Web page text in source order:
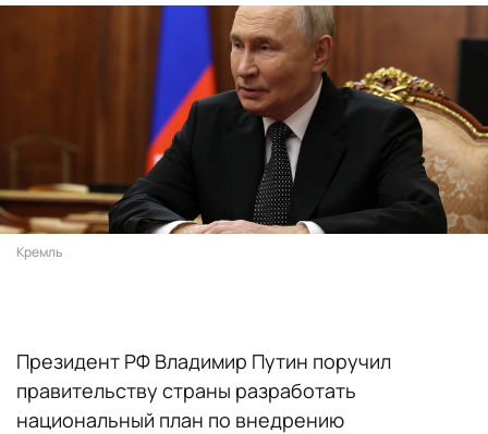
Кремль
Президент РФ Владимир Путин поручил
правительству страны разработать
национальный план по внедрению